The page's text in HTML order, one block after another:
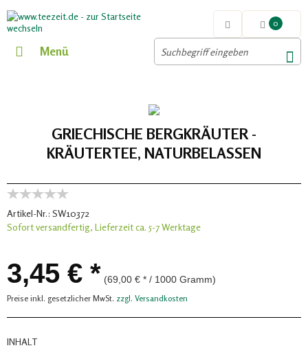
0
Menü
GRIECHISCHE BERGKRÄUTER -
KRÄUTERTEE, NATURBELASSEN
Artikel-Nr.: SW10372
Sofort versandfertig, Lieferzeit ca. 5-7 Werktage
3,45 € * (69,00 € * / 1000 Gramm)
Preise inkl. gesetzlicher MwSt. zzgl. Versandkosten
INHALT